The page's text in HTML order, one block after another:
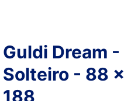
Guldi Dream -
Solteiro - 88 x
188